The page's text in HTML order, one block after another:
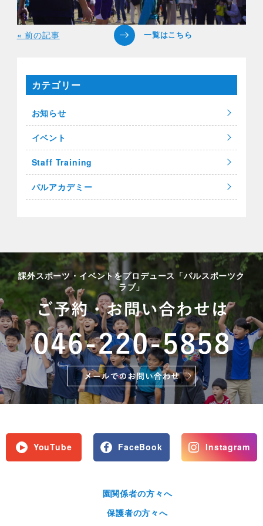
« 前の記事
カテゴリー
お知らせ
イベント
Staff Training
パルアカデミー
課外スポーツ・イベントをプロデュース「パルスポーツク
ラブ」
YouTube FaceBook Instagram
園関係者の方々へ
保護者の方々へ